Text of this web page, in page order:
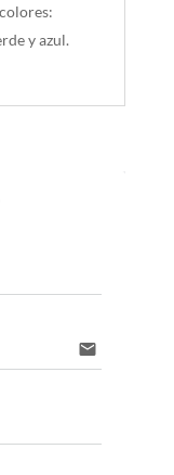
y azul.
email